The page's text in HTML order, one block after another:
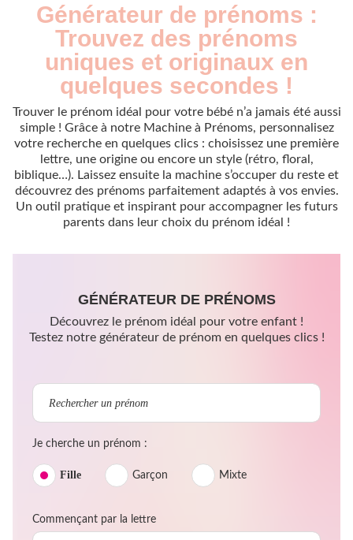
Générateur de prénoms :
Trouvez des prénoms
uniques et originaux en
quelques secondes !
Trouver le prénom idéal pour votre bébé n’a jamais été aussi
simple ! Grâce à notre Machine à Prénoms, personnalisez
votre recherche en quelques clics : choisissez une première
lettre, une origine ou encore un style (rétro, floral,
biblique…). Laissez ensuite la machine s’occuper du reste et
découvrez des prénoms parfaitement adaptés à vos envies.
Un outil pratique et inspirant pour accompagner les futurs
parents dans leur choix du prénom idéal !
GÉNÉRATEUR DE PRÉNOMS
Découvrez le prénom idéal pour votre enfant !
Testez notre générateur de prénom en quelques clics !
Je cherche un prénom :
Fille Garçon Mixte
Commençant par la lettre